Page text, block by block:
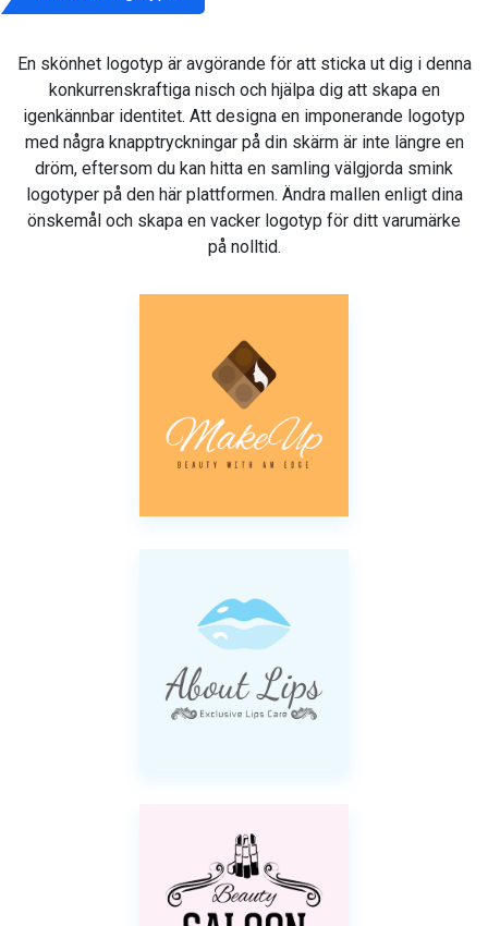
En skönhet logotyp är avgörande för att sticka ut dig i denna
konkurrenskraftiga nisch och hjälpa dig att skapa en
igenkännbar identitet. Att designa en imponerande logotyp
med några knapptryckningar på din skärm är inte längre en
dröm, eftersom du kan hitta en samling välgjorda smink
logotyper på den här plattformen. Ändra mallen enligt dina
önskemål och skapa en vacker logotyp för ditt varumärke
på nolltid.